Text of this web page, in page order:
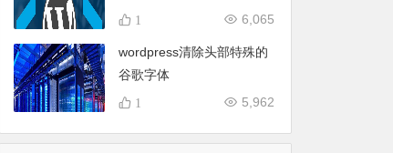
6,065
1
wordpress清除头部特殊的
谷歌字体
fonts.googleapis.com样式
5,962
1